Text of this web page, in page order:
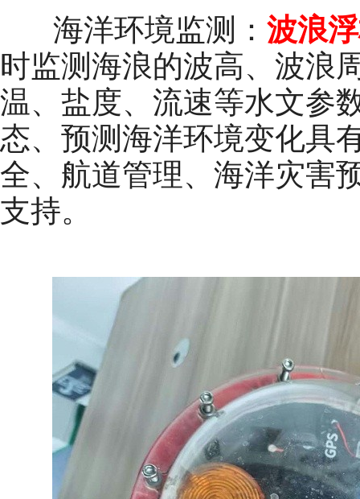
海洋环境监测： 波浪
时监测海浪的波高、波浪
温、盐度、流速等水文参
态、预测海洋环境变化具
全、航道管理、海洋灾害
支持。